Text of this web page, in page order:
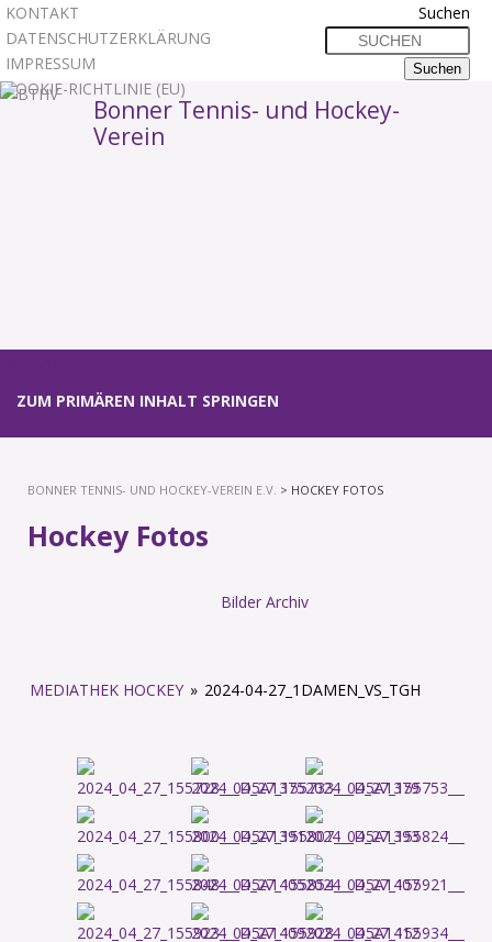
KONTAKT
DATENSCHUTZERKLÄRUNG
IMPRESSUM
COOKIE-RICHTLINIE (EU)
Suchen
Bonner Tennis- und Hockey-
Verein
1 2 3
ZUM PRIMÄREN INHALT SPRINGEN
BONNER TENNIS- UND HOCKEY-VEREIN E.V. > HOCKEY FOTOS
Hockey Fotos
Bilder Archiv
MEDIATHEK HOCKEY » 2024-04-27_1DAMEN_VS_TGH